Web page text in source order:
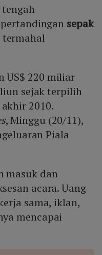
tengah
sepak
US$ 220 miliar
sejak terpilih
2010.
, Minggu (20/11),
Piala
masuk dan
acara. Uang
sama, iklan,
mencapai